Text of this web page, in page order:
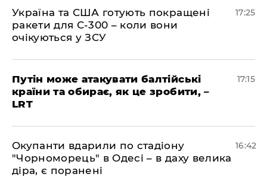
​Україна та США готують покращені
ракети для С-300 – коли вони
очікуються у ЗСУ
17:25
​Путін може атакувати балтійські
країни та обирає, як це зробити, –
LRT
17:15
​Окупанти вдарили по стадіону
"Чорноморець" в Одесі – в даху велика
діра, є поранені
16:42